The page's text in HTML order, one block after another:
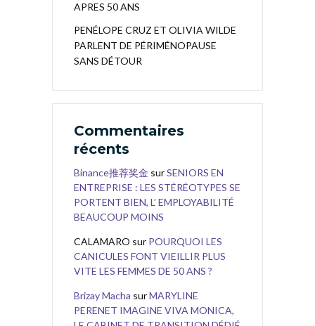
APRES 50 ANS
PENÉLOPE CRUZ ET OLIVIA WILDE
PARLENT DE PÉRIMÉNOPAUSE
SANS DÉTOUR
Commentaires
récents
Binance推荐奖金 surSENIORS EN
ENTREPRISE : LES STÉRÉOTYPES SE
PORTENT BIEN, L’ EMPLOYABILITÉ
BEAUCOUP MOINS
CALAMARO sur POURQUOI LES
CANICULES FONT VIEILLIR PLUS
VITE LES FEMMES DE 50 ANS ?
Brizay Macha surMARYLINE
PERENET IMAGINE VIVA MONICA,